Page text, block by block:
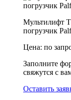
Мультилифт
погрузчик
Цена: по
Заполните
свяжутся с
Оставить